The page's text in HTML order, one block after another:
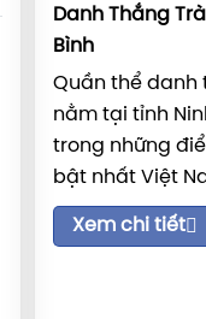
Danh Thắng
Bình
Quần thể danh
nằm tại tỉnh
trong những
bật nhất Việt
Xem chi tiết